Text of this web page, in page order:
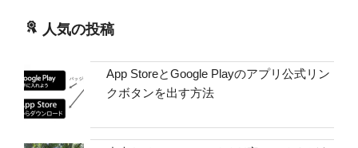
人気の投稿
App StoreとGoogle Playのアプリ公式リン
クボタンを出す方法